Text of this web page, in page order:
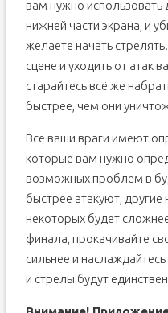
вам нужно
нижней части экрана, и
желаете начать
сцене и уходить от атак
старайтесь всё же
быстрее, чем они
Все ваши враги имеют
которые вам нужно
возможных проблем в
быстрее атакуют,
некоторых будет
финала, прокачивайте
сильнее и
и стрелы будут